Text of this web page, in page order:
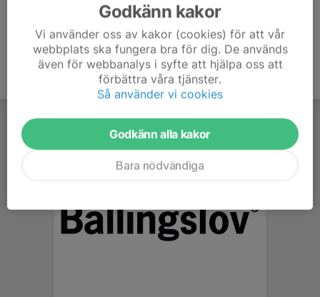
Godkänn kakor
Vi använder oss av kakor (cookies) för att vår
webbplats ska fungera bra för dig. De används
även för webbanalys i syfte att hjälpa oss att
förbättra våra tjänster.
Så använder vi cookies
Godkänn alla kakor
Bara nödvändiga